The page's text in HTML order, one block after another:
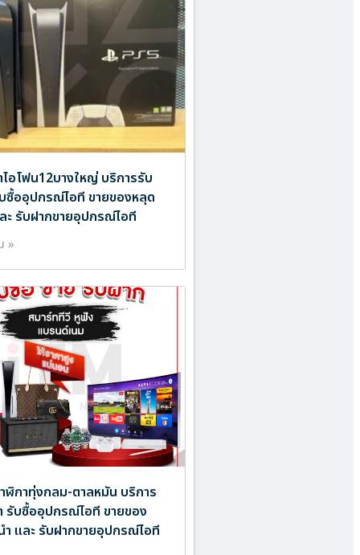
ไอโฟน12บางใหญ่ บริการรับ
ซื้ออุปกรณ์ไอที ขายของหลุด
ะ รับฝากขายอุปกรณ์ไอที
»
ฬิกาทุ่งกลม-ตาลหมัน บริการ
รับซื้ออุปกรณ์ไอที ขายของ
ำ และ รับฝากขายอุปกรณ์ไอที